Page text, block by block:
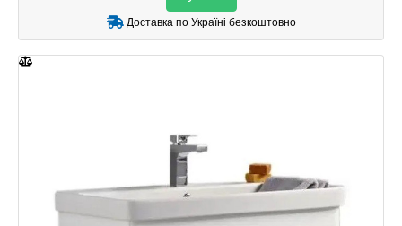
Доставка по Україні безкоштовно